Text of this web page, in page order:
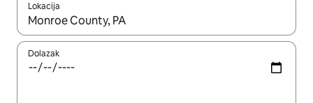
Lokacija
Kada budu dostupni rezultati, moći ćete ih pregledati
Dolazak